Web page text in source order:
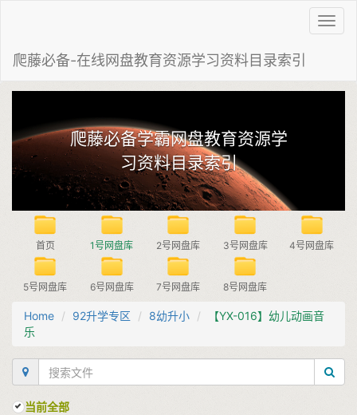
爬藤必备-在线网盘教育资源学习资料目录索引
爬藤必备学霸网盘教育资源学
习资料目录索引
首页 1号网盘库 2号网盘库 3号网盘库 4号网盘库
5号网盘库 6号网盘库 7号网盘库 8号网盘库
Home 92升学专区 8幼升小
【YX-016】幼儿动画音
乐
当前全部